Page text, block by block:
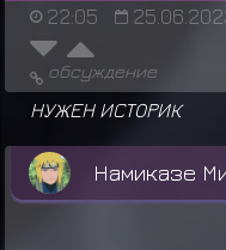
22:05
обсуждение
НУЖЕН ИСТОРИК
Намиказе